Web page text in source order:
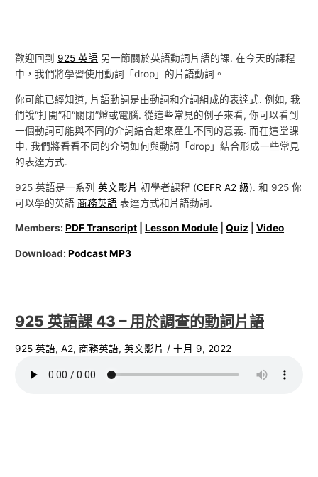
歡迎回到 925 英語 另一節關於英語動詞片語的課. 在今天的課程
中，我們將學習使用動詞「drop」的片語動詞。
你可能已經知道, 片語動詞是由動詞和介詞組成的表達式. 例如, 我
們說“打開”和“關閉”燈或電腦. 從這些常見的例子來看, 你可以看到
一個動詞可能與不同的介詞結合起來產生不同的意義. 而在這堂課
中, 我們將看看不同的介詞如何與動詞「drop」結合形成一些常見
的表達方式.
925 英語是一系列英文影片 初學者課程 (CEFR A2 級). 和 925 你
可以學的英語商務英語 表達方式和片語動詞.
Members:PDF Transcript |Lesson Module |Quiz |Video
Download:Podcast MP3
925 英語課 43 – 用於調查的動詞片語
925 英語,A2,商務英語,英文影片 /十月 9, 2022